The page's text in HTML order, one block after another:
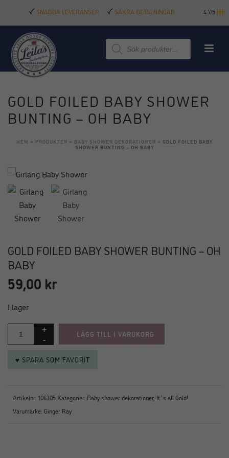
SNABBA LEVERANSER SÄKRA BETALNINGAR 4.7/5
Produktsökning
GOLD FOILED BABY SHOWER
BUNTING – OH BABY
HEM » PRODUKTER » BABY SHOWER DEKORATIONER » GOLD FOILED BABY
SHOWER BUNTING – OH BABY
GOLD FOILED BABY SHOWER BUNTING – OH
BABY
59,00 kr
I lager
LÄGG TILL I VARUKORG
♥ SPARA SOM FAVORIT
Artikelnr: 106305 Kategorier: Baby shower dekorationer, It´s all Gold!
Varumärke: Ginger Ray